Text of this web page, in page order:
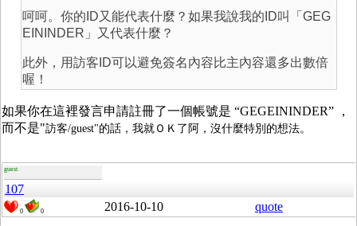
呵呵。你的ID又能代表什麼？如果我說我的ID叫「GEG
EININDER」又代表什麼？
此外，用訪客ID可以避免簽名內容比主內容還多出數倍
喔！
如果你在這裡發言申請註冊了一個帳號是 “GEGEININDER” ，
而不是"訪客/guest"的話， 我就ＯＫ了阿，沒什麼特別的想法。
guest
107
0 0 2016-10-10 quote